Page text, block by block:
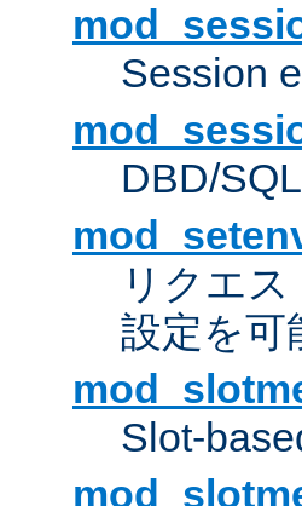
Session
DBD/
リクエ
設定を可
Slot-